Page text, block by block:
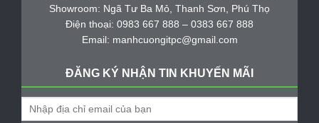
Showroom: Ngã Tư Ba Mỏ, Thanh Sơn, Phú Thọ
Điện thoại: 0983 667 888 – 0383 667 888
Email: manhcuongitpc@gmail.com
ĐĂNG KÝ NHẬN TIN KHUYẾN MÃI